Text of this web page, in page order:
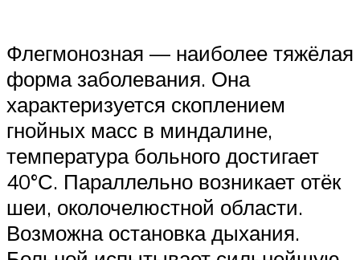
Флегмонозная — наиболее тяжёлая
форма заболевания. Она
характеризуется скоплением
гнойных масс в миндалине,
температура больного достигает
40°С. Параллельно возникает отёк
шеи, околочелюстной области.
Возможна остановка дыхания.